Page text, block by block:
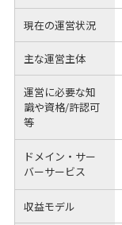
現在の運営状況
主な運営主体
運営に必要な知
識や資格/許認可
等
ドメイン・サー
バーサービス
収益モデル